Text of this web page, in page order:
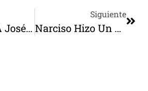
Entrevista A José Benjamín González Nebot Quien Presenta Su Última Novela: Luz De Planeta Muerto
Siguiente
Narciso Hizo Un Pan Como Unas Hostias Con Su Cara Guapa